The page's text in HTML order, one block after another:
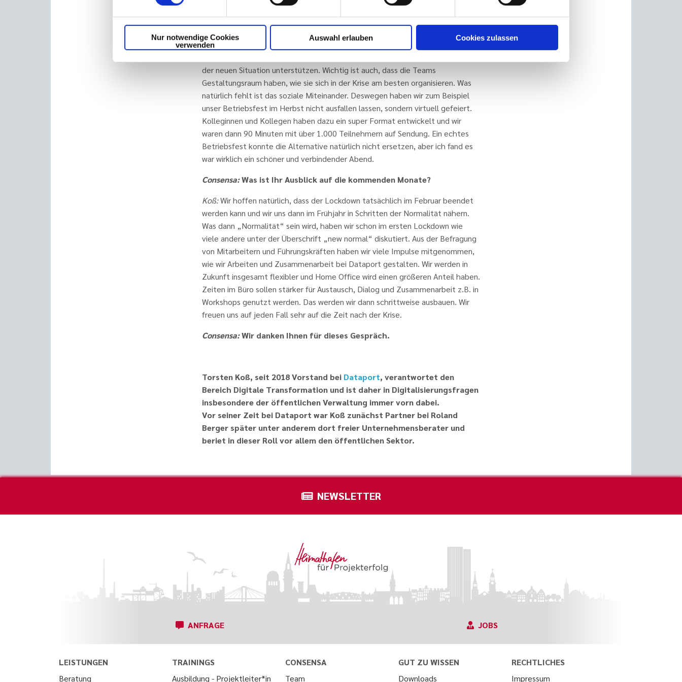
Nur notwendige Cookies
verwenden
Auswahl erlauben Cookies zulassen
worden, so dass wir unseren Mitarbeiterinnen und Mitarbeitern jederzeit
Handlungssicherheit gegeben haben. Auch haben wir sehr frühzeitig eine
Befragung der Mitarbeiter und Führungskräfte durchgeführt, wie sie mit
Corona-Krise und Lockdown umgehen und welche Herausforderungen sich
der neuen Situation unterstützen. Wichtig ist auch, dass die Teams
Gestaltungsraum haben, wie sie sich in der Krise am besten organisieren. Was
natürlich fehlt ist das soziale Miteinander. Deswegen haben wir zum Beispiel
unser Betriebsfest im Herbst nicht ausfallen lassen, sondern virtuell gefeiert.
Kolleginnen und Kollegen haben dazu ein super Format entwickelt und wir
waren dann 90 Minuten mit über 1.000 Teilnehmern auf Sendung. Ein echtes
Betriebsfest konnte die Alternative natürlich nicht ersetzen, aber ich fand es
war wirklich ein schöner und verbindender Abend.
Consensa:Was ist Ihr Ausblick auf die kommenden Monate?
Koß:Wir hoffen natürlich, dass der Lockdown tatsächlich im Februar beendet
werden kann und wir uns dann im Frühjahr in Schritten der Normalität nähern.
Was dann „Normalität“ sein wird, haben wir schon im ersten Lockdown wie
viele andere unter der Überschrift „new normal“ diskutiert. Aus der Befragung
von Mitarbeitern und Führungskräften haben wir viele Impulse mitgenommen,
wie wir Arbeiten und Zusammenarbeit bei Dataport gestalten. Wir werden in
Zukunft insgesamt flexibler und Home Office wird einen größeren Anteil haben.
Zeiten im Büro sollen stärker für Austausch, Dialog und Zusammenarbeit z.B. in
Workshops genutzt werden. Das werden wir dann schrittweise ausbauen. Wir
freuen uns auf jeden Fall sehr auf die Zeit nach der Krise.
Consensa:Wir danken Ihnen für dieses Gespräch.
Torsten Koß, seit 2018 Vorstand bei Dataport, verantwortet den
Bereich Digitale Transformation und ist daher in Digitalisierungsfragen
insbesondere der öffentlichen Verwaltung immer vorn dabei.
Vor seiner Zeit bei Dataport war Koß zunächst Partner bei Roland
Berger später unter anderem dort freier Unternehmensberater und
beriet in dieser Roll vor allem den öffentlichen Sektor.
NEWSLETTER
ANFRAGE JOBS
LEISTUNGEN
Beratung
TRAININGS
Ausbildung - Projektleiter*in
CONSENSA
Team
GUT ZU WISSEN
Downloads
RECHTLICHES
Impressum